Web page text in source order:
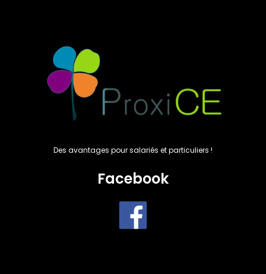
Des avantages pour salariés et particuliers !
Facebook